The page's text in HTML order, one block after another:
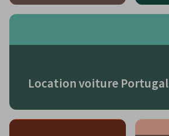
Location voiture Portugal